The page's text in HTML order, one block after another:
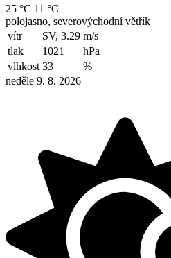
25 °C 11 °C
polojasno, severovýchodní větřík
vítr
SV, 3.29 m/s
tlak
1021
hPa
vlhkost 33
%
neděle 9. 8. 2026